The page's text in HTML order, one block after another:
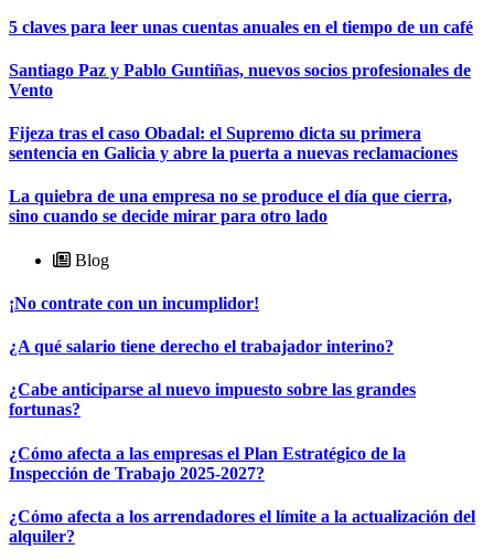
5 claves para leer unas cuentas anuales en el tiempo de un café
Santiago Paz y Pablo Guntiñas, nuevos socios profesionales de
Vento
Fijeza tras el caso Obadal: el Supremo dicta su primera
sentencia en Galicia y abre la puerta a nuevas reclamaciones
La quiebra de una empresa no se produce el día que cierra,
sino cuando se decide mirar para otro lado
Blog
¡No contrate con un incumplidor!
¿A qué salario tiene derecho el trabajador interino?
¿Cabe anticiparse al nuevo impuesto sobre las grandes
fortunas?
¿Cómo afecta a las empresas el Plan Estratégico de la
Inspección de Trabajo 2025-2027?
¿Cómo afecta a los arrendadores el límite a la actualización del
alquiler?